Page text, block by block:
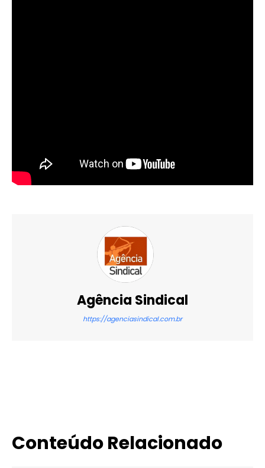
Agência Sindical
https://agenciasindical.com.br
Conteúdo Relacionado